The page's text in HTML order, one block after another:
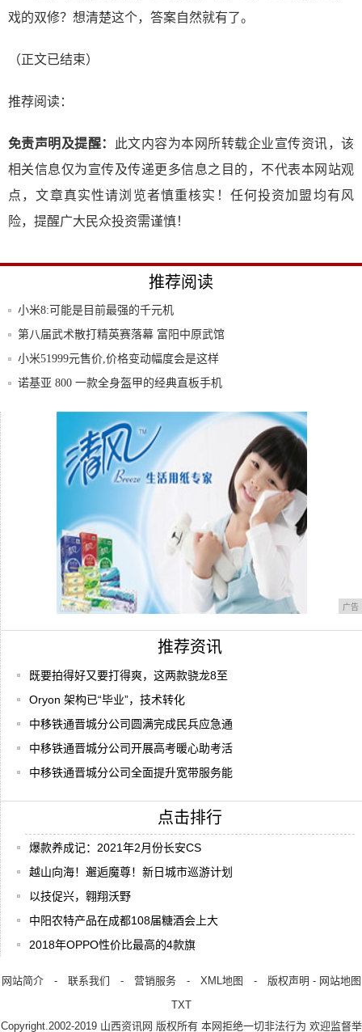
戏的双修？想清楚这个，答案自然就有了。
（正文已结束）
推荐阅读：
免责声明及提醒：
此文内容为本网所转载企业宣传资讯，该
相关信息仅为宣传及传递更多信息之目的，不代表本网站观
点，文章真实性请浏览者慎重核实！任何投资加盟均有风
险，提醒广大民众投资需谨慎！
推荐阅读
小米8:可能是目前最强的千元机
第八届武术散打精英赛落幕 富阳中原武馆
散打馆
小米51999元售价,价格变动幅度会是这样
诺基亚 800 一款全身盔甲的经典直板手机
论坛预告|中国·艺术发展高峰论坛山西分会
广告
推荐资讯
既要拍得好又要打得爽，这两款骁龙8至
Oryon 架构已“毕业”，技术转化
中移铁通晋城分公司圆满完成民兵应急通
中移铁通晋城分公司开展高考暖心助考活
中移铁通晋城分公司全面提升宽带服务能
点击排行
爆款养成记：2021年2月份长安CS
越山向海！邂逅魔尊！新日城市巡游计划
以技促兴，翱翔沃野
中阳农特产品在成都108届糖酒会上大
2018年OPPO性价比最高的4款旗
网站简介- 联系我们 - 营销服务- XML地图 - 版权声明 - 网站地图
TXT
Copyright.2002-2019 山西资讯网 版权所有 本网拒绝一切非法行为 欢迎监督举